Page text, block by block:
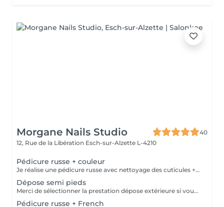
Morgane Nails Studio
40
12, Rue de la Libération Esch-sur-Alzette L-4210
Pédicure russe + couleur
Je réalise une pédicure russe avec nettoyage des cuticules + pose de vernis semi permanent. Soin des callosités à venir
Dépose semi pieds
Merci de sélectionner la prestation dépose extérieure si vous venez à votre premier rdv pédicure russe avec moi
Pédicure russe + French